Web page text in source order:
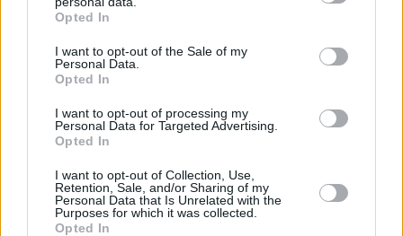
grant or deny consent to Google and its third-party tags to
use your data for below specified purposes in below Google
consent section.
Opted In
I want to opt-out of the Sale of my
Personal Data.
Opted In
I want to opt-out of processing my
Personal Data for Targeted Advertising.
Opted In
I want to opt-out of Collection, Use,
Retention, Sale, and/or Sharing of my
Personal Data that Is Unrelated with the
Purposes for which it was collected.
Opted In